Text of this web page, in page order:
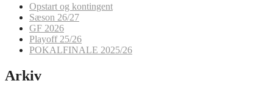
Opstart og kontingent
Sæson 26/27
GF 2026
Playoff 25/26
POKALFINALE 2025/26
Arkiv